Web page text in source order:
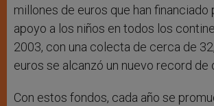
millones de euros que han
apoyo a los niños en todos los
2003, con una colecta de cerca de
euros se alcanzó un nuevo record de
Con estos fondos, cada año se